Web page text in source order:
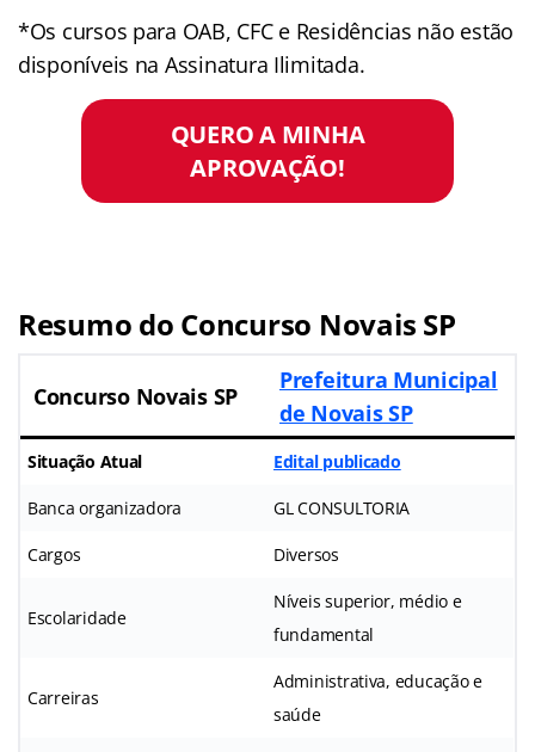
*Os cursos para OAB, CFC e Residências não estão
disponíveis na Assinatura Ilimitada.
QUERO A MINHA
APROVAÇÃO!
Resumo do Concurso Novais SP
Concurso Novais SP
Prefeitura Municipal
de Novais SP
Situação Atual Edital publicado
Banca organizadora GL CONSULTORIA
Cargos Diversos
Escolaridade
Níveis superior, médio e
fundamental
Carreiras
Administrativa, educação e
saúde